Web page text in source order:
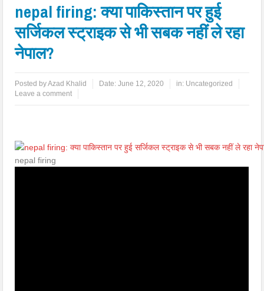
nepal firing: क्या पाकिस्तान पर हुई
सर्जिकल स्ट्राइक से भी सबक नहीं ले रहा
नेपाल?
Posted byAzad Khalid Date:June 12, 2020 in: Uncategorized
Leave a comment
nepal firing